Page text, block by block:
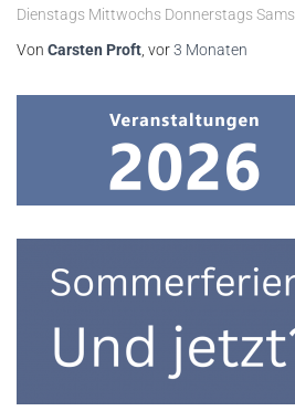
Dienstags Mittwochs Donnerstags
Von Carsten Proft , vor3 Monaten